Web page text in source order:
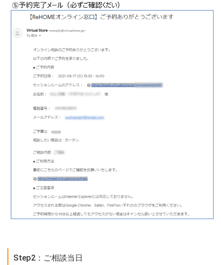
Step2：ご相談当日